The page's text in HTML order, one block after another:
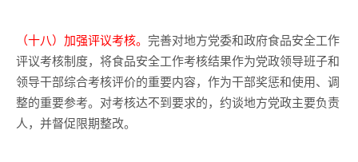
（十八）加强评议考核。 完善对地方党委和政府食品安全工作
评议考核制度，将食品安全工作考核结果作为党政领导班子和
领导干部综合考核评价的重要内容，作为干部奖惩和使用、调
整的重要参考。对考核达不到要求的，约谈地方党政主要负责
人，并督促限期整改。